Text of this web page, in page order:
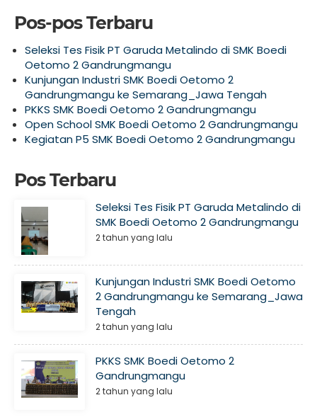
Pos-pos Terbaru
Seleksi Tes Fisik PT Garuda Metalindo di SMK Boedi
Oetomo 2 Gandrungmangu
Kunjungan Industri SMK Boedi Oetomo 2
Gandrungmangu ke Semarang_Jawa Tengah
PKKS SMK Boedi Oetomo 2 Gandrungmangu
Open School SMK Boedi Oetomo 2 Gandrungmangu
Kegiatan P5 SMK Boedi Oetomo 2 Gandrungmangu
Pos Terbaru
Seleksi Tes Fisik PT Garuda Metalindo di
SMK Boedi Oetomo 2 Gandrungmangu
2 tahun yang lalu
Kunjungan Industri SMK Boedi Oetomo
2 Gandrungmangu ke Semarang_Jawa
Tengah
2 tahun yang lalu
PKKS SMK Boedi Oetomo 2
Gandrungmangu
2 tahun yang lalu